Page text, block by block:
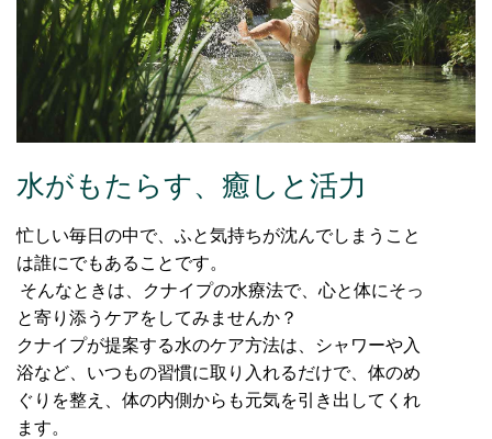
水がもたらす、癒しと活力
忙しい毎日の中で、ふと気持ちが沈んでしまうこと
は誰にでもあることです。
そんなときは、クナイプの水療法で、心と体にそっ
と寄り添うケアをしてみませんか？
クナイプが提案する水のケア方法は、シャワーや入
浴など、いつもの習慣に取り入れるだけで、体のめ
ぐりを整え、体の内側からも元気を引き出してくれ
ます。